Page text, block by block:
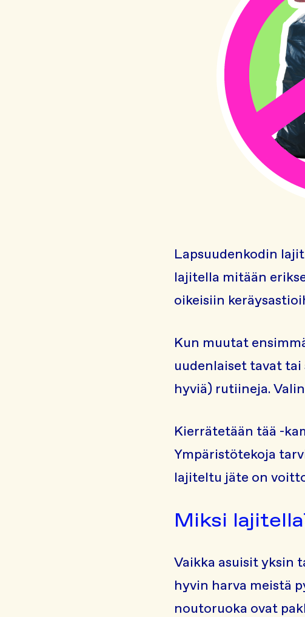
Lapsuudenkodin
lajitella mitään
oikeisiin
Kun muutat
uudenlaiset tavat
hyviä) rutiineja.
Kierrätetään tää -
Ympäristötekoja
lajiteltu jäte on
Miksi
Vaikka asuisit yksin
hyvin harva meistä
noutoruoka ovat